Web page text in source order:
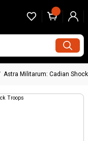
Astra Militarum: Cadian